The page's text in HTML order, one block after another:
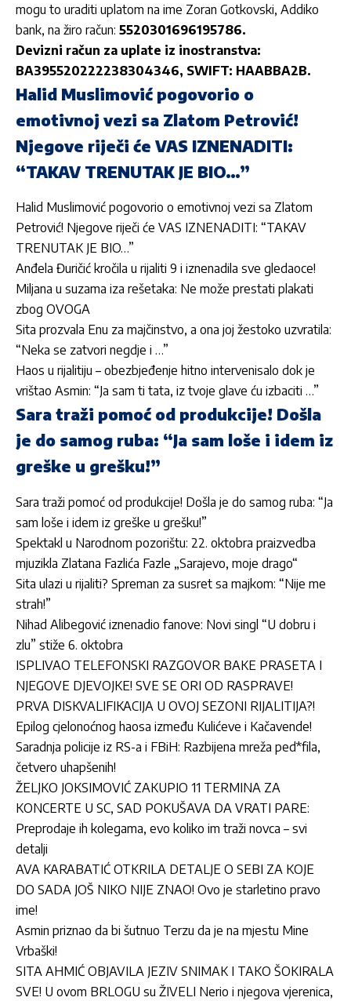
mogu to uraditi uplatom na ime Zoran Gotkovski, Addiko
bank, na žiro račun: 5520301696195786.
Devizni račun za uplate iz inostranstva:
BA395520222238304346, SWIFT: HAABBA2B.
Halid Muslimović pogovorio o
emotivnoj vezi sa Zlatom Petrović!
Njegove riječi će VAS IZNENADITI:
“TAKAV TRENUTAK JE BIO…”
Halid Muslimović pogovorio o emotivnoj vezi sa Zlatom
Petrović! Njegove riječi će VAS IZNENADITI: “TAKAV
TRENUTAK JE BIO…”
Anđela Đuričić kročila u rijaliti 9 i iznenadila sve gledaoce!
Miljana u suzama iza rešetaka: Ne može prestati plakati
zbog OVOGA
Sita prozvala Enu za majčinstvo, a ona joj žestoko uzvratila:
“Neka se zatvori negdje i …”
Haos u rijalitiju – obezbjeđenje hitno intervenisalo dok je
vrištao Asmin: “Ja sam ti tata, iz tvoje glave ću izbaciti …”
Sara traži pomoć od produkcije! Došla
je do samog ruba: “Ja sam loše i idem iz
greške u grešku!”
Sara traži pomoć od produkcije! Došla je do samog ruba: “Ja
sam loše i idem iz greške u grešku!”
Spektakl u Narodnom pozorištu: 22. oktobra praizvedba
mjuzikla Zlatana Fazlića Fazle „Sarajevo, moje drago“
Sita ulazi u rijaliti? Spreman za susret sa majkom: “Nije me
strah!”
Nihad Alibegović iznenadio fanove: Novi singl “U dobru i
zlu” stiže 6. oktobra
ISPLIVAO TELEFONSKI RAZGOVOR BAKE PRASETA I
NJEGOVE DJEVOJKE! SVE SE ORI OD RASPRAVE!
PRVA DISKVALIFIKACIJA U OVOJ SEZONI RIJALITIJA?!
Epilog cjelonoćnog haosa između Kulićeve i Kačavende!
Saradnja policije iz RS-a i FBiH: Razbijena mreža ped*fila,
četvero uhapšenih!
ŽELJKO JOKSIMOVIĆ ZAKUPIO 11 TERMINA ZA
KONCERTE U SC, SAD POKUŠAVA DA VRATI PARE:
Preprodaje ih kolegama, evo koliko im traži novca – svi
detalji
AVA KARABATIĆ OTKRILA DETALJE O SEBI ZA KOJE
DO SADA JOŠ NIKO NIJE ZNAO! Ovo je starletino pravo
ime!
Asmin priznao da bi šutnuo Terzu da je na mjestu Mine
Vrbaški!
SITA AHMIĆ OBJAVILA JEZIV SNIMAK I TAKO ŠOKIRALA
SVE! U ovom BRLOGU su ŽIVELI Nerio i njegova vjerenica,